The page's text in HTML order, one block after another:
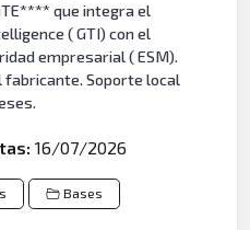
que integra el
( GTI) con el
empresarial ( ESM).
Soporte local
16/07/2026
Bases